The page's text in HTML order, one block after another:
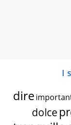
I
dire
dolce